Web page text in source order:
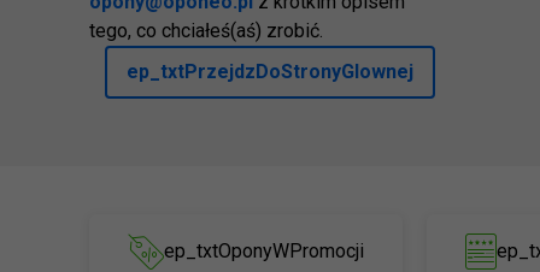
tego, co chciałeś(aś) zrobić.
ep_txtPrzejdzDoStronyGlownej
ep_txtOponyWPromocji